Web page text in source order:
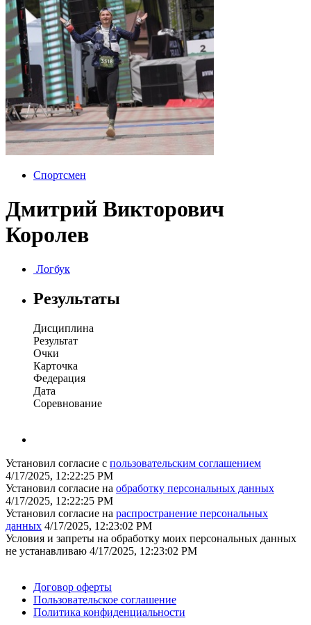
Спортсмен
Дмитрий Викторович
Королев
Логбук
Результаты
Дисциплина
Результат
Очки
Карточка
Федерация
Дата
Соревнование
Установил согласие с пользовательским соглашением
4/17/2025, 12:22:25 PM
Установил согласие на обработку персональных данных
4/17/2025, 12:22:25 PM
Установил согласие на распространение персональных
данных 4/17/2025, 12:23:02 PM
Условия и запреты на обработку моих персональных данных
не устанавливаю 4/17/2025, 12:23:02 PM
Договор оферты
Пользовательское соглашение
Политика конфиденциальности